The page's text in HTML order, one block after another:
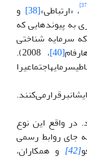
، «ارتباطی»[38]
و
به پیوندهایی که
سرمایه شناختی
[40]
، 2008).
در واقع این نوع
جای روابط رسمی
[42]
و همکاران،